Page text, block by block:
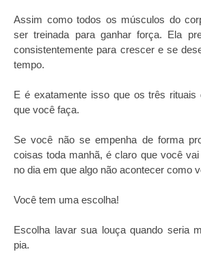
Assim como todos os músculos do
ser treinada para ganhar força. Ela
consistentemente para crescer e se
tempo.
E é exatamente isso que os três rituais
que você faça.
Se você não se empenha de forma
coisas toda manhã, é claro que você
no dia em que algo não acontecer como
Você tem uma escolha!
Escolha lavar sua louça quando seria
pia.